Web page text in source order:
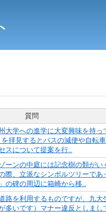
質問
大学への進学に大変興味を持
拝見するとバスの減便や自転
スについて提案を行..
ーンの中庭には記念樹の類が
、立派なシンボルツリーで
の碑の周辺に箱崎から移..
路を利用するものですが、九
多いです）マナー違反としま